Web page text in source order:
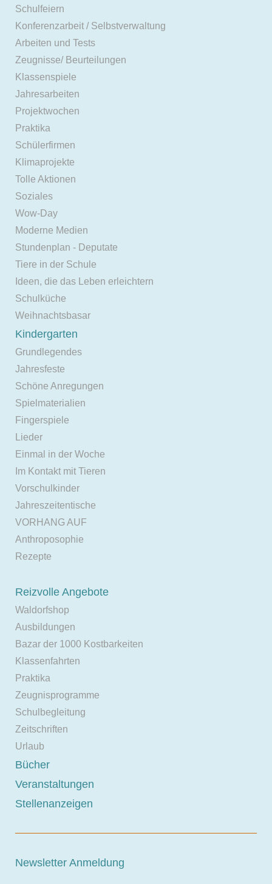
Schulfeiern
Konferenzarbeit / Selbstverwaltung
Arbeiten und Tests
Zeugnisse/ Beurteilungen
Klassenspiele
Jahresarbeiten
Projektwochen
Praktika
Schülerfirmen
Klimaprojekte
Tolle Aktionen
Soziales
Wow-Day
Moderne Medien
Stundenplan - Deputate
Tiere in der Schule
Ideen, die das Leben erleichtern
Schulküche
Weihnachtsbasar
Kindergarten
Grundlegendes
Jahresfeste
Schöne Anregungen
Spielmaterialien
Fingerspiele
Lieder
Einmal in der Woche
Im Kontakt mit Tieren
Vorschulkinder
Jahreszeitentische
VORHANG AUF
Anthroposophie
Rezepte
Reizvolle Angebote
Waldorfshop
Ausbildungen
Bazar der 1000 Kostbarkeiten
Klassenfahrten
Praktika
Zeugnisprogramme
Schulbegleitung
Zeitschriften
Urlaub
Bücher
Veranstaltungen
Stellenanzeigen
Newsletter Anmeldung